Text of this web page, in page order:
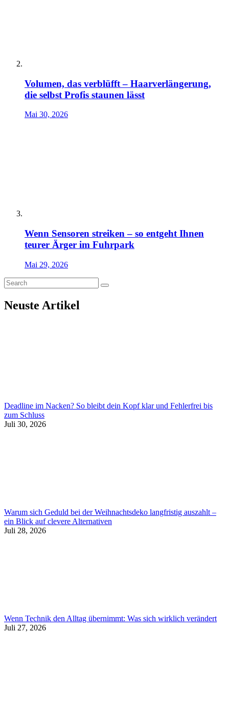
Volumen, das verblüfft – Haarverlängerung,
die selbst Profis staunen lässt
Mai 30, 2026
Wenn Sensoren streiken – so entgeht Ihnen
teurer Ärger im Fuhrpark
Mai 29, 2026
Neuste Artikel
Deadline im Nacken? So bleibt dein Kopf klar und Fehlerfrei bis
zum Schluss
Juli 30, 2026
Warum sich Geduld bei der Weihnachtsdeko langfristig auszahlt –
ein Blick auf clevere Alternativen
Juli 28, 2026
Wenn Technik den Alltag übernimmt: Was sich wirklich verändert
Juli 27, 2026